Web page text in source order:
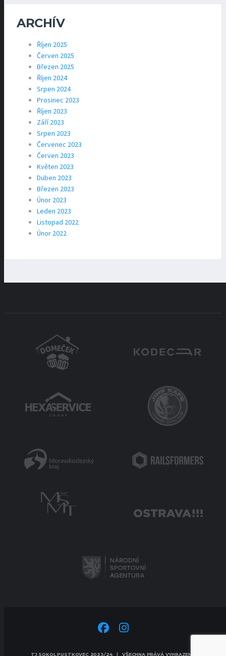
ARCHÍV
Říjen 2025
Červen 2025
Březen 2025
Říjen 2024
Srpen 2024
Prosinec 2023
Říjen 2023
Září 2023
Srpen 2023
Červenec 2023
Červen 2023
Květen 2023
Duben 2023
Březen 2023
Únor 2023
Leden 2023
Listopad 2022
Únor 2022
TJ SOKOL PUSTKOVEC 2023/24 | VŠECHNA PRÁVÁ VYHRAZENA